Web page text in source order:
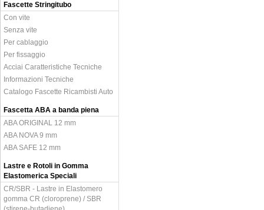
Fascette Stringitubo
Con vite
Senza vite
Per cablaggio
Per fissaggio
Acciai Caratteristiche Tecniche
Informazioni Tecniche
Catalogo Fascette Ricambisti Auto
Fascetta ABA a banda piena
ABA ORIGINAL 12 mm
ABA NOVA 9 mm
ABA SAFE 12 mm
Lastre e Rotoli in Gomma
Elastomerica Speciali
CR/SBR - Lastre in Elastomero
gomma CR (cloroprene) / SBR